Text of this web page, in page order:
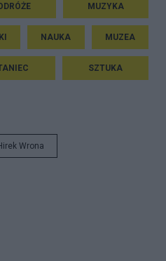
MUZYKA
NAUKA MUZEA
SZTUKA
Wrona